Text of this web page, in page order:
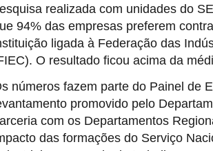
realizada com unidades do
94% das empresas preferem
ligada à Federação das
O resultado ficou acima da
números fazem parte do Painel de
promovido pelo
com os Departamentos
das formações do Serviço